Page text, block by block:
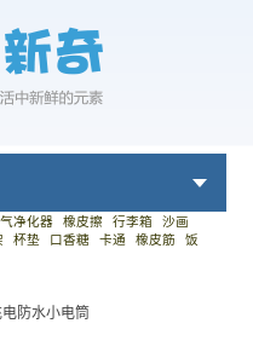
净化器 橡皮擦 行李箱
沙画
杯垫 口香糖 卡通 橡皮筋
饭
防水小电筒